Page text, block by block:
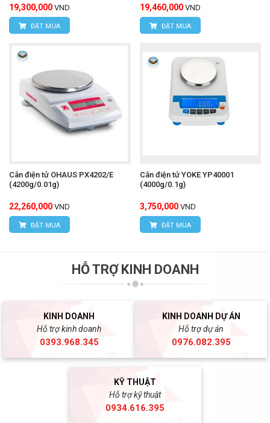
19,300,000 VND
ĐẶT MUA
19,460,000 VND
ĐẶT MUA
Cân điện tử OHAUS PX4202/E
(4200g/0.01g)
22,260,000 VND
ĐẶT MUA
Cân điện tử YOKE YP40001
(4000g/0.1g)
3,750,000 VND
ĐẶT MUA
HỖ TRỢ KINH DOANH
KINH DOANH
Hỗ trợ kinh doanh
0393.968.345
KINH DOANH DỰ ÁN
Hỗ trợ dự án
0976.082.395
KỸ THUẬT
Hỗ trợ kỹ thuật
0934.616.395